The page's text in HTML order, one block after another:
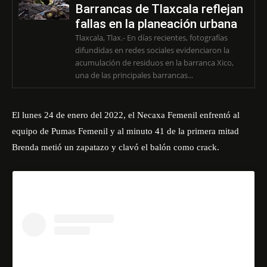
Barrancas de Tlaxcala reflejan
fallas en la planeación urbana
Tlaxcala, Tlax.- En días recientes, fotografías
difundidas en redes sociales evidenciaron la
acumulación de residuos en la barranca Xico,
una de las principales barrancas...
El lunes 24 de enero del 2022, el Necaxa Femenil enfrentó al
equipo de Pumas Femenil y al minuto 41 de la primera mitad
Brenda metió un zapatazo y clavó el balón como crack.